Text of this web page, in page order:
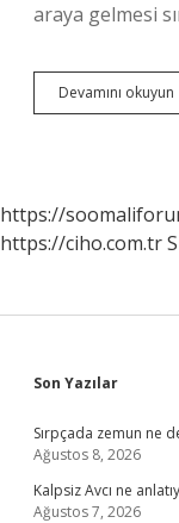
araya gelmesi
Devamını okuyun
https://
https://ciho.com.tr
Sidebar
Son Yazılar
Sırpçada zemun ne
Ağustos 8, 2026
Kalpsiz Avcı ne
Ağustos 7, 2026